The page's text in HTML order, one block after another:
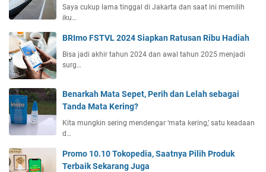
Saya cukup lama tinggal di Jakarta dan saat ini memilih
iku…
BRImo FSTVL 2024 Siapkan Ratusan Ribu Hadiah
Bisa jadi akhir tahun 2024 dan awal tahun 2025 menjadi
surg…
Benarkah Mata Sepet, Perih dan Lelah sebagai
Tanda Mata Kering?
Kita mungkin sering mendengar ‘mata kering,’ satu keadaan
d…
Promo 10.10 Tokopedia, Saatnya Pilih Produk
Terbaik Sekarang Juga